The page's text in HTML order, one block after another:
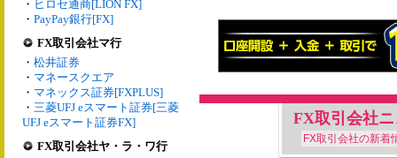
・ ヒロセ通商[LION FX]
・ PayPay銀行[FX]
FX取引会社マ行
・ 松井証券
・ マネースクエア
・ マネックス証券[FXPLUS]
・ 三菱UFJ eスマート証券[三菱
UFJ eスマート証券FX]
FX取引会社ヤ・ラ・ワ行
FX取引会社
FX取引会社の新着